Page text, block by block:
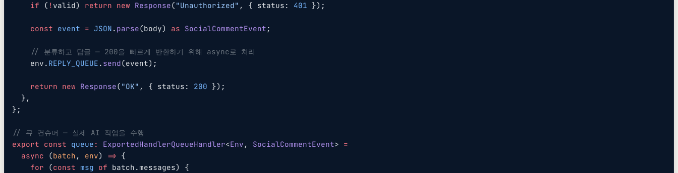
    if
( ! valid) return new Response( "Unauthorized" , { status: 401 });
    const
event = JSON . parse(body) as SocialCommentEvent ;
    // 분류하고 답글 — 200을 빠르게 반환하기 위해 async로 처리
    env.
REPLY_QUEUE . send(event);
    return
new Response( "OK" , { status: 200 });
  },
};
// 큐 컨슈머 — 실제 AI 작업을 수행
export const queue : ExportedHandlerQueueHandler<Env , SocialCommentEvent> =
  async
(batch , env) => {
    for
(const msg of batch.messages) {